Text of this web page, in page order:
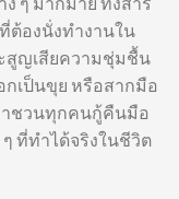
ต้องนั่งทำงานใน
สูญเสียความชุ่มชื้น
กเป็นขุย หรือสากมือ
าชวนทุกคนกู้คืนมือ
ที่ทำได้จริงในชีวิต